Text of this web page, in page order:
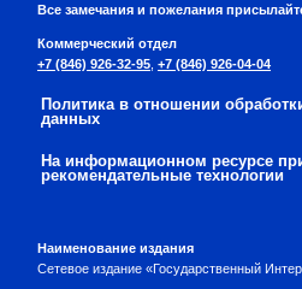
Все замечания и пожелания
Коммерческий отдел
+7 (846) 926-32-95 +7 (846) 926-04-04
Политика в отношении
данных
На информационном ресурсе
рекомендательные технологии
Наименование издания
Сетевое издание «Государственный